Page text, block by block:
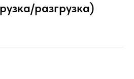
разгрузка)